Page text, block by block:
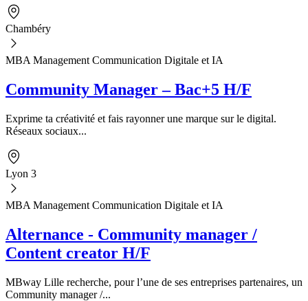
Chambéry
MBA Management Communication Digitale et IA
Community Manager – Bac+5 H/F
Exprime ta créativité et fais rayonner une marque sur le digital.
Réseaux sociaux...
Lyon 3
MBA Management Communication Digitale et IA
Alternance - Community manager /
Content creator H/F
MBway Lille recherche, pour l’une de ses entreprises partenaires, un
Community manager /...